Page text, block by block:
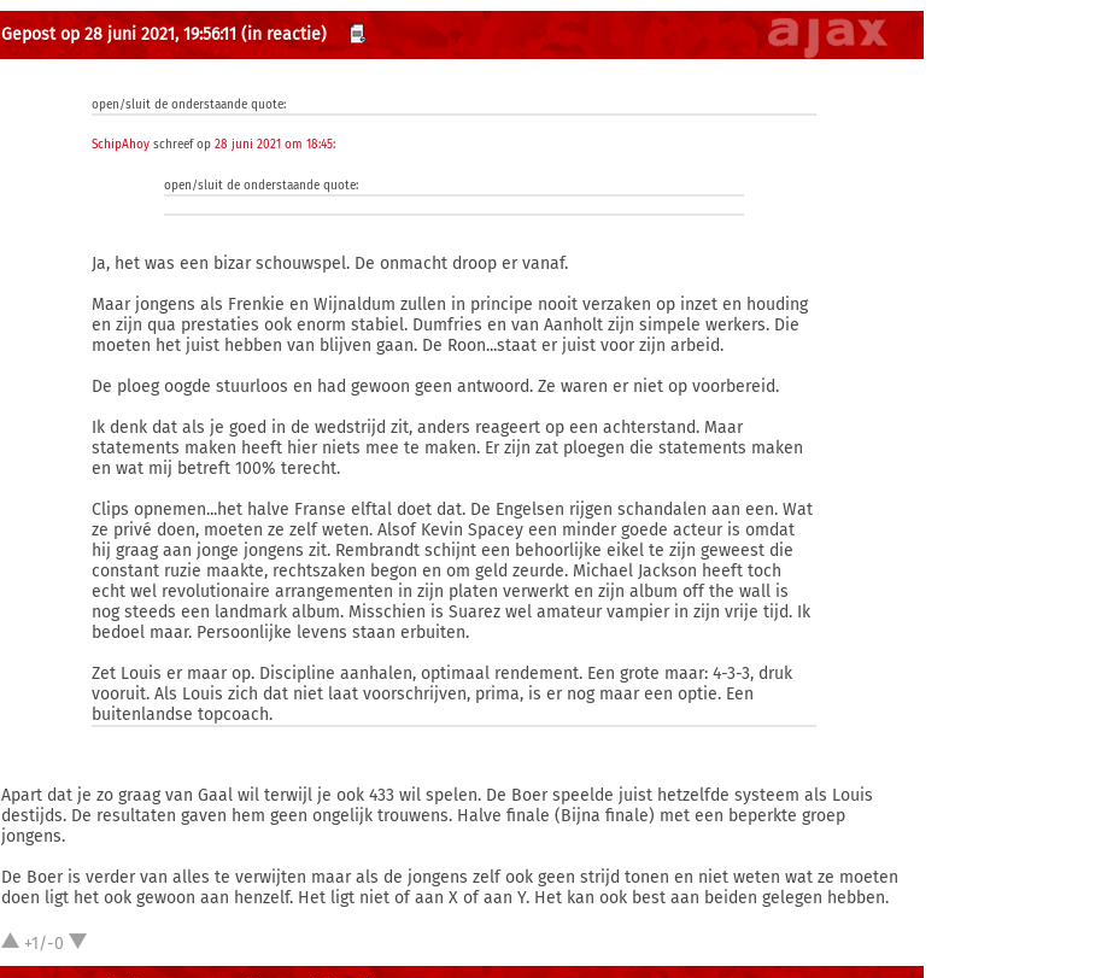
Gepost op 28 juni 2021, 19:56:11 (in reactie)
open/sluit de onderstaande quote:
SchipAhoy schreef op28 juni 2021 om 18:45:
open/sluit de onderstaande quote:
Ja, het was een bizar schouwspel. De onmacht droop er vanaf.
Maar jongens als Frenkie en Wijnaldum zullen in principe nooit verzaken op inzet en houding
en zijn qua prestaties ook enorm stabiel. Dumfries en van Aanholt zijn simpele werkers. Die
moeten het juist hebben van blijven gaan. De Roon...staat er juist voor zijn arbeid.
De ploeg oogde stuurloos en had gewoon geen antwoord. Ze waren er niet op voorbereid.
Ik denk dat als je goed in de wedstrijd zit, anders reageert op een achterstand. Maar
statements maken heeft hier niets mee te maken. Er zijn zat ploegen die statements maken
en wat mij betreft 100% terecht.
Clips opnemen...het halve Franse elftal doet dat. De Engelsen rijgen schandalen aan een. Wat
ze privé doen, moeten ze zelf weten. Alsof Kevin Spacey een minder goede acteur is omdat
hij graag aan jonge jongens zit. Rembrandt schijnt een behoorlijke eikel te zijn geweest die
constant ruzie maakte, rechtszaken begon en om geld zeurde. Michael Jackson heeft toch
echt wel revolutionaire arrangementen in zijn platen verwerkt en zijn album off the wall is
nog steeds een landmark album. Misschien is Suarez wel amateur vampier in zijn vrije tijd. Ik
bedoel maar. Persoonlijke levens staan erbuiten.
Zet Louis er maar op. Discipline aanhalen, optimaal rendement. Een grote maar: 4-3-3, druk
vooruit. Als Louis zich dat niet laat voorschrijven, prima, is er nog maar een optie. Een
buitenlandse topcoach.
Apart dat je zo graag van Gaal wil terwijl je ook 433 wil spelen. De Boer speelde juist hetzelfde systeem als Louis
destijds. De resultaten gaven hem geen ongelijk trouwens. Halve finale (Bijna finale) met een beperkte groep
jongens.
De Boer is verder van alles te verwijten maar als de jongens zelf ook geen strijd tonen en niet weten wat ze moeten
doen ligt het ook gewoon aan henzelf. Het ligt niet of aan X of aan Y. Het kan ook best aan beiden gelegen hebben.
+1/-0